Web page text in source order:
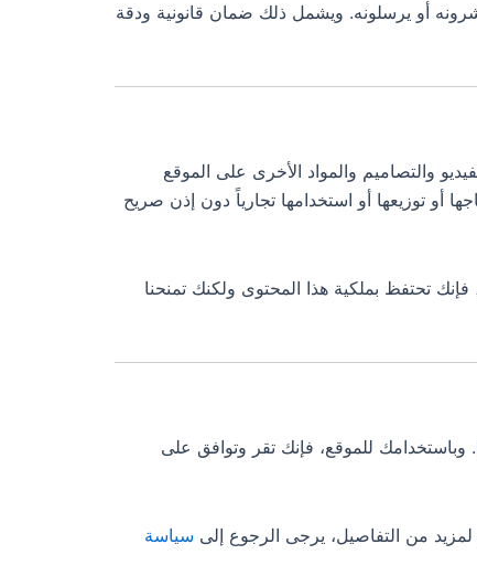
أو يرسلونه. ويشمل ذلك ضمان قانونية ودقة
والتصاميم والمواد الأخرى على الموقع
أو توزيعها أو استخدامها تجارياً دون إذن صريح
تحتفظ بملكية هذا المحتوى ولكنك تمنحنا
وباستخدامك للموقع، فإنك تقر وتوافق على
من التفاصيل، يرجى الرجوع إلى سياسة